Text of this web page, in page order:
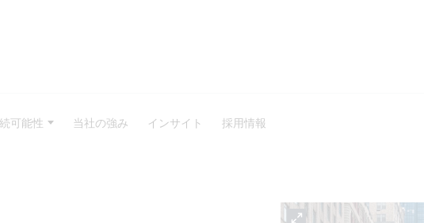
可能性 当社の強み インサイト 採用情報